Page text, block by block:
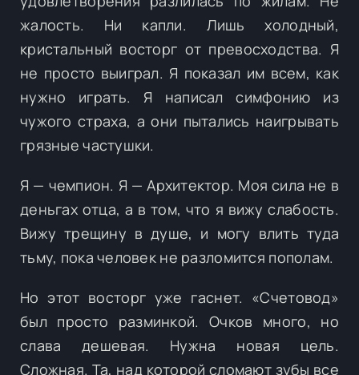
жалость. Ни капли. Лишь холодный,
кристальный восторг от превосходства. Я
не просто выиграл. Я показал им всем, как
нужно играть. Я написал симфонию из
чужого страха, а они пытались наигрывать
грязные частушки.
Я — чемпион. Я — Архитектор. Моя сила не в
деньгах отца, а в том, что я вижу слабость.
Вижу трещину в душе, и могу влить туда
тьму, пока человек не разломится пополам.
Но этот восторг уже гаснет. «Счетовод»
был просто разминкой. Очков много, но
слава дешевая. Нужна новая цель.
Сложная. Та, над которой сломают зубы все